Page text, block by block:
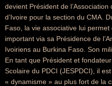
devient Président de
d’Ivoire pour la section du CMA.
Faso, la vie associative lui
important via sa Présidence de
Ivoiriens au Burkina Faso. Son
En tant que Président et
Scolaire du PDCI (JESPDCI), il
« dynamisme » au plus fort de la